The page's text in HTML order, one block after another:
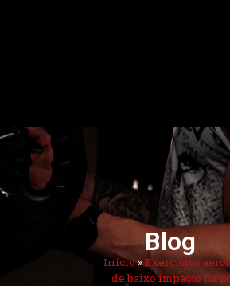
Blog
Início»Exercícios
de baixo impacto na